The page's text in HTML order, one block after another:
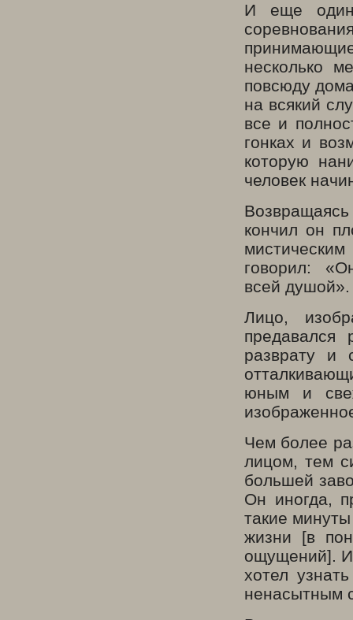
И еще один
несколько
повсюду
на всякий
все и
гонках и
которую
человек
кончил он
говорил:
всей душой».
Лицо,
предавался
разврату и
юным и
Чем более
лицом, тем
большей
Он иногда,
такие
жизни [в
ощущений]. И
хотел
ненасытным